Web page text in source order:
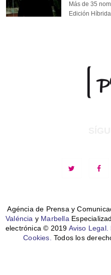
Más de 35
Edición
Agéncia de Prensa y
Valéncia y Marbella
electrónica © 2019 Aviso Legal.
Cookies. Todos los